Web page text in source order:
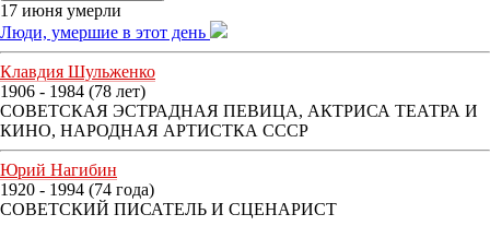
17 июня умерли
Люди, умершие в этот день
Клавдия Шульженко
1906 - 1984 (78 лет)
СОВЕТСКАЯ ЭСТРАДНАЯ ПЕВИЦА, АКТРИСА ТЕАТРА И
КИНО, НАРОДНАЯ АРТИСТКА СССР
Юрий Нагибин
1920 - 1994 (74 года)
СОВЕТСКИЙ ПИСАТЕЛЬ И СЦЕНАРИСТ